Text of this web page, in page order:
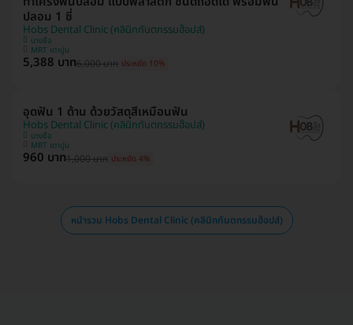
ปลอม 1 ซี่
Hobs Dental Clinic (คลินิกทันตกรรมฮ๊อปส์)
บางซื่อ
MRT เตาปูน
5,388 บาท6,000 บาท ประหยัด 10%
อุดฟัน 1 ด้าน ด้วยวัสดุสีเหมือนฟัน
Hobs Dental Clinic (คลินิกทันตกรรมฮ๊อปส์)
บางซื่อ
MRT เตาปูน
960 บาท1,000 บาท ประหยัด 4%
หน้ารวม Hobs Dental Clinic (คลินิกทันตกรรมฮ๊อปส์)